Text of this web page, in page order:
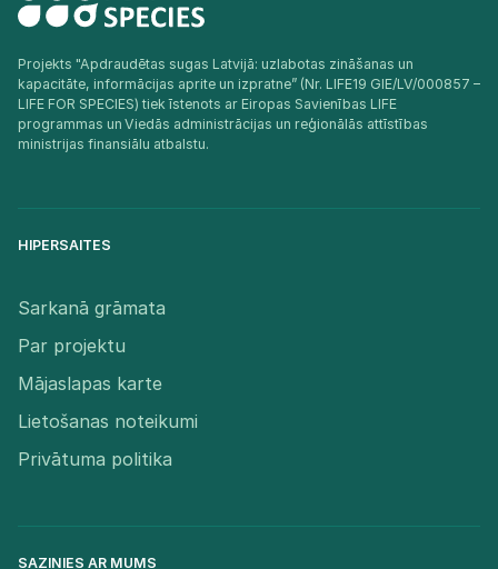
Projekts "Apdraudētas sugas Latvijā: uzlabotas zināšanas un
kapacitāte, informācijas aprite un izpratne” (Nr. LIFE19 GIE/LV/000857 –
LIFE FOR SPECIES) tiek īstenots ar Eiropas Savienības LIFE
programmas un Viedās administrācijas un reģionālās attīstības
ministrijas finansiālu atbalstu.​
HIPERSAITES
Sarkanā grāmata
Par projektu
Mājaslapas karte
Lietošanas noteikumi
Privātuma politika
SAZINIES AR MUMS